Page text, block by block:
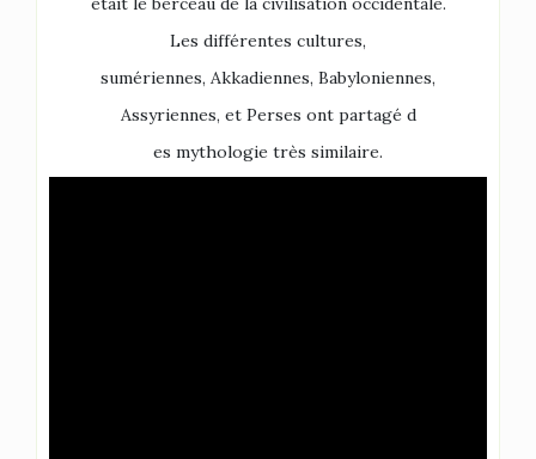
Les différentes cultures,
sumériennes, Akkadiennes, Babyloniennes,
Assyriennes, et Perses ont partagé d
es mythologie très similaire.